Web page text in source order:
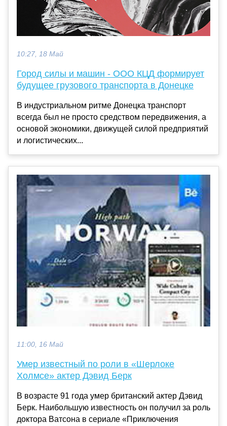
10:27, 18 Май
Город силы и машин - ООО КЦД формирует
будущее грузового транспорта в Донецке
В индустриальном ритме Донецка транспорт
всегда был не просто средством передвижения, а
основой экономики, движущей силой предприятий
и логистических...
11:00, 16 Май
Умер известный по роли в «Шерлоке
Холмсе» актер Дэвид Берк
В возрасте 91 года умер британский актер Дэвид
Берк. Наибольшую известность он получил за роль
доктора Ватсона в сериале «Приключения